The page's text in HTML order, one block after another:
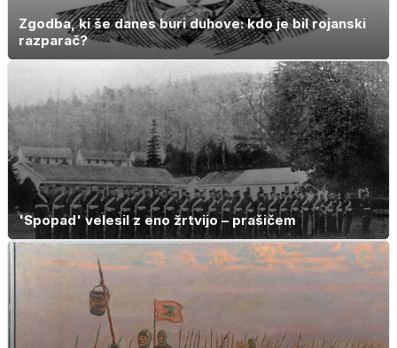
Zgodba, ki še danes buri duhove: kdo je bil rojanski
razparač?
'Spopad' velesil z eno žrtvijo – prašičem